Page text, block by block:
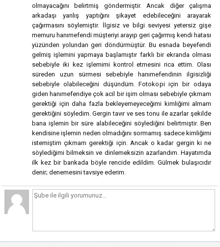
olmayacağını belirtmiş göndermiştir. Ancak diğer çalışma
arkadaşı yanlış yaptığını şikayet edebileceğini arayarak
çağırmasını söylemiştir. İlgisiz ve bilgi seviyesi yetersiz gişe
memuru hanımefendi müşteriyi arayıp geri çağırmış kendi hatası
yüzünden yolundan geri döndürmüştür. Bu esnada beyefendi
gelmiş işlemini yapmaya başlamıştır farklı bir ekranda olması
sebebiyle iki kez işlemimi kontrol etmesini rica ettim. Olası
süreden uzun sürmesi sebebiyle hanımefendinin ilgisizliği
sebebiyle olabileceğini düşündüm. Fotokopi için bir odaya
giden hanımefendiye çok acil bir işim olması sebebiyle çıkmam
gerektiği için daha fazla bekleyemeyeceğimi kimliğimi almam
gerektiğini söyledim. Gergin tavır ve ses tonu ile azarlar şekilde
bana işlemin bir süre alabileceğini söylediğini belirtmiştir. Ben
kendisine işlemin neden olmadığını sormamış sadece kimliğimi
istemiştim çıkmam gerektiği için. Ancak o kadar gergin ki ne
söylediğimi bilmeksin ve dinlemeksizin azarlandım. Hayatımda
ilk kez bir bankada böyle rencide edildim. Gülmek bulaşıcıdır
denir; denemesini tavsiye ederim.